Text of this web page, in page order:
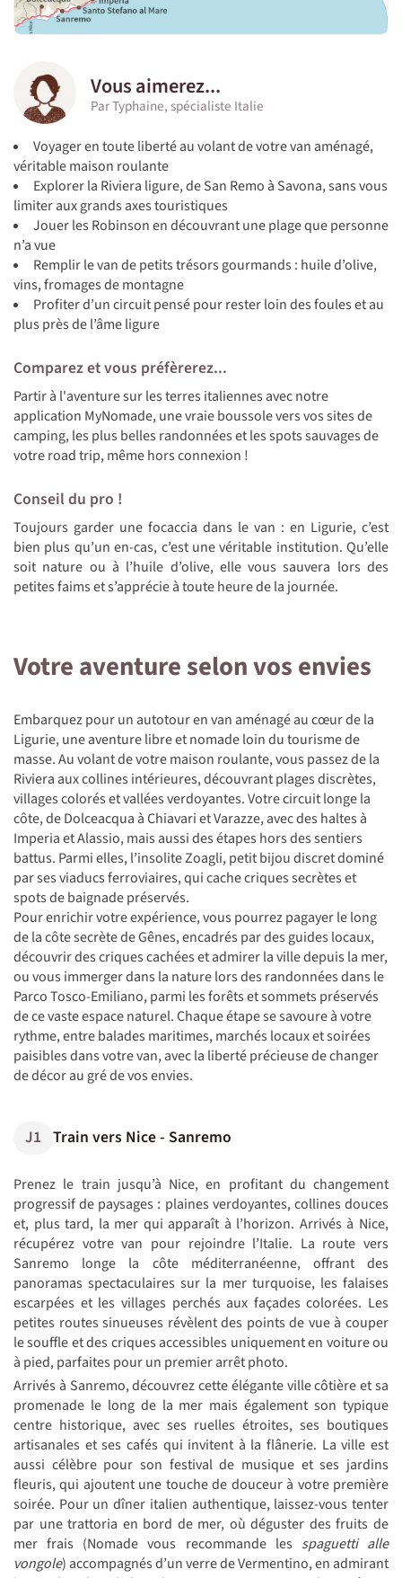
Vous aimerez...
Par Typhaine, spécialiste Italie
Voyager en toute liberté au volant de votre van aménagé,
véritable maison roulante
Explorer la Riviera ligure, de San Remo à Savona, sans vous
limiter aux grands axes touristiques
Jouer les Robinson en découvrant une plage que personne
n’a vue
Remplir le van de petits trésors gourmands : huile d’olive,
vins, fromages de montagne
Profiter d’un circuit pensé pour rester loin des foules et au
plus près de l’âme ligure
Comparez et vous préfèrerez...
Partir à l'aventure sur les terres italiennes avec notre
application MyNomade, une vraie boussole vers vos sites de
camping, les plus belles randonnées et les spots sauvages de
votre road trip, même hors connexion !
Conseil du pro !
Toujours garder une focaccia dans le van : en Ligurie, c’est
bien plus qu’un en-cas, c’est une véritable institution. Qu’elle
soit nature ou à l’huile d’olive, elle vous sauvera lors des
petites faims et s’apprécie à toute heure de la journée.
Votre aventure selon vos envies
Embarquez pour un autotour en van aménagé au cœur de la
Ligurie, une aventure libre et nomade loin du tourisme de
masse. Au volant de votre maison roulante, vous passez de la
Riviera aux collines intérieures, découvrant plages discrètes,
villages colorés et vallées verdoyantes. Votre circuit longe la
côte, de Dolceacqua à Chiavari et Varazze, avec des haltes à
Imperia et Alassio, mais aussi des étapes hors des sentiers
battus. Parmi elles, l’insolite Zoagli, petit bijou discret dominé
par ses viaducs ferroviaires, qui cache criques secrètes et
spots de baignade préservés.
Pour enrichir votre expérience, vous pourrez pagayer le long
de la côte secrète de Gênes, encadrés par des guides locaux,
découvrir des criques cachées et admirer la ville depuis la mer,
ou vous immerger dans la nature lors des randonnées dans le
Parco Tosco-Emiliano, parmi les forêts et sommets préservés
de ce vaste espace naturel. Chaque étape se savoure à votre
rythme, entre balades maritimes, marchés locaux et soirées
paisibles dans votre van, avec la liberté précieuse de changer
de décor au gré de vos envies.
J1 Train vers Nice - Sanremo
Prenez le train jusqu’à Nice, en profitant du changement
progressif de paysages : plaines verdoyantes, collines douces
et, plus tard, la mer qui apparaît à l’horizon. Arrivés à Nice,
récupérez votre van pour rejoindre l’Italie. La route vers
Sanremo longe la côte méditerranéenne, offrant des
panoramas spectaculaires sur la mer turquoise, les falaises
escarpées et les villages perchés aux façades colorées. Les
petites routes sinueuses révèlent des points de vue à couper
le souffle et des criques accessibles uniquement en voiture ou
à pied, parfaites pour un premier arrêt photo.
Arrivés à Sanremo, découvrez cette élégante ville côtière et sa
promenade le long de la mer mais également son typique
centre historique, avec ses ruelles étroites, ses boutiques
artisanales et ses cafés qui invitent à la flânerie. La ville est
aussi célèbre pour son festival de musique et ses jardins
fleuris, qui ajoutent une touche de douceur à votre première
soirée. Pour un dîner italien authentique, laissez-vous tenter
par une trattoria en bord de mer, où déguster des fruits de
mer frais (Nomade vous recommande les spaguetti alle
vongole) accompagnés d’un verre de Vermentino, en admirant